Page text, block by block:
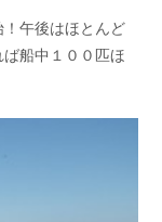
午後はほとんど
船中１００匹ほ